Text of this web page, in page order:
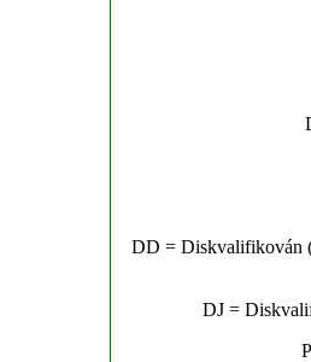
DD = Diskvalifikován
DJ =